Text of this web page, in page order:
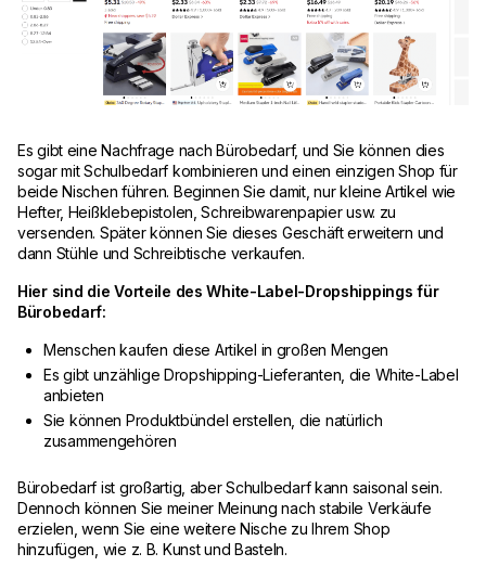
Es gibt eine Nachfrage nach Bürobedarf, und Sie können dies
sogar mit Schulbedarf kombinieren und einen einzigen Shop für
beide Nischen führen. Beginnen Sie damit, nur kleine Artikel wie
Hefter, Heißklebepistolen, Schreibwarenpapier usw. zu
versenden. Später können Sie dieses Geschäft erweitern und
dann Stühle und Schreibtische verkaufen.
Hier sind die Vorteile des White-Label-Dropshippings für
Bürobedarf:
Menschen kaufen diese Artikel in großen Mengen
Es gibt unzählige Dropshipping-Lieferanten, die White-Label
anbieten
Sie können Produktbündel erstellen, die natürlich
zusammengehören
Bürobedarf ist großartig, aber Schulbedarf kann saisonal sein.
Dennoch können Sie meiner Meinung nach stabile Verkäufe
erzielen, wenn Sie eine weitere Nische zu Ihrem Shop
hinzufügen, wie z. B. Kunst und Basteln.